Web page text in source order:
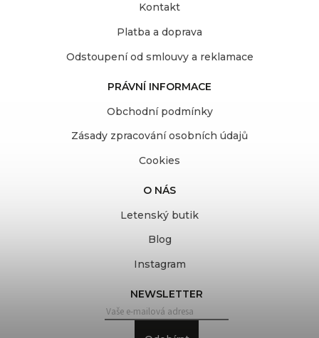
Kontakt
Platba a doprava
Odstoupení od smlouvy a reklamace
PRÁVNÍ INFORMACE
Obchodní podmínky
Zásady zpracování osobních údajů
Cookies
O NÁS
Letenský butik
Blog
Instagram
NEWSLETTER